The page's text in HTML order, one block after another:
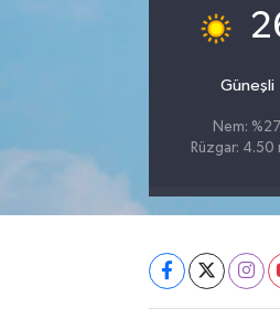
Güneşli
Nem: %27
Rüzgar: 4.50
Etiketler